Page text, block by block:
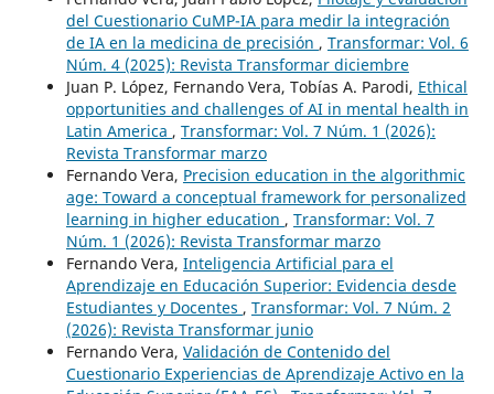
del Cuestionario CuMP-IA para medir la integración
de IA en la medicina de precisión , Transformar: Vol. 6
Núm. 4 (2025): Revista Transformar diciembre
Juan P. López, Fernando Vera, Tobías A. Parodi, Ethical
opportunities and challenges of AI in mental health in
Latin America , Transformar: Vol. 7 Núm. 1 (2026):
Revista Transformar marzo
Fernando Vera, Precision education in the algorithmic
age: Toward a conceptual framework for personalized
learning in higher education , Transformar: Vol. 7
Núm. 1 (2026): Revista Transformar marzo
Fernando Vera, Inteligencia Artificial para el
Aprendizaje en Educación Superior: Evidencia desde
Estudiantes y Docentes , Transformar: Vol. 7 Núm. 2
(2026): Revista Transformar junio
Fernando Vera, Validación de Contenido del
Cuestionario Experiencias de Aprendizaje Activo en la